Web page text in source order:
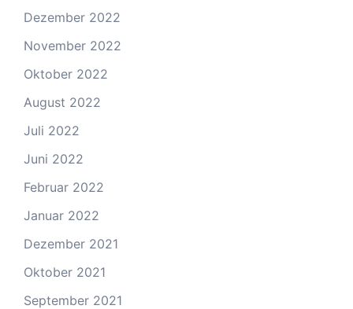
Dezember 2022
November 2022
Oktober 2022
August 2022
Juli 2022
Juni 2022
Februar 2022
Januar 2022
Dezember 2021
Oktober 2021
September 2021